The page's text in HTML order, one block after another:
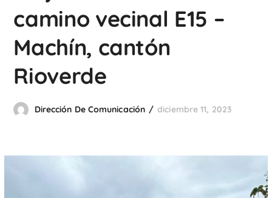
camino vecinal E15 –
Machín, cantón
Rioverde
Dirección De Comunicación diciembre 11, 2023